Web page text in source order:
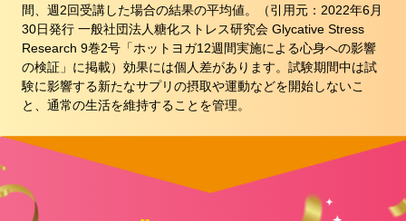
間、週2回受講した場合の結果の平均値。（引用元：2022年6月
30日発行 一般社団法人糖化ストレス研究会 Glycative Stress
Research 9巻2号「ホットヨガ12週間実施による心身への影響
の検証」に掲載）効果には個人差があります。試験期間中は試
験に影響する新たなサプリの摂取や運動などを開始しないこ
と、通常の生活を維持することを管理。